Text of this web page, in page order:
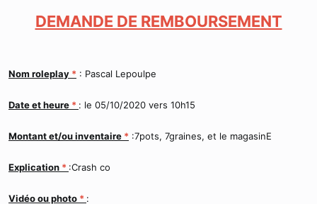
c
s
o
DEMANDE DE REMBOURSEMENT
Nom roleplay * : Pascal Lepoulpe
Date et heure * : le 05/10/2020 vers 10h15
Montant et/ou inventaire * :7pots, 7graines, et le magasinE
Explication * :Crash co
Vidéo ou photo * :